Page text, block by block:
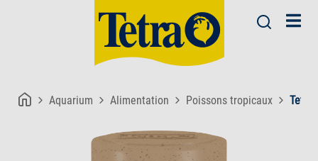
Aquarium Alimentation Poissons tropicaux Tetra